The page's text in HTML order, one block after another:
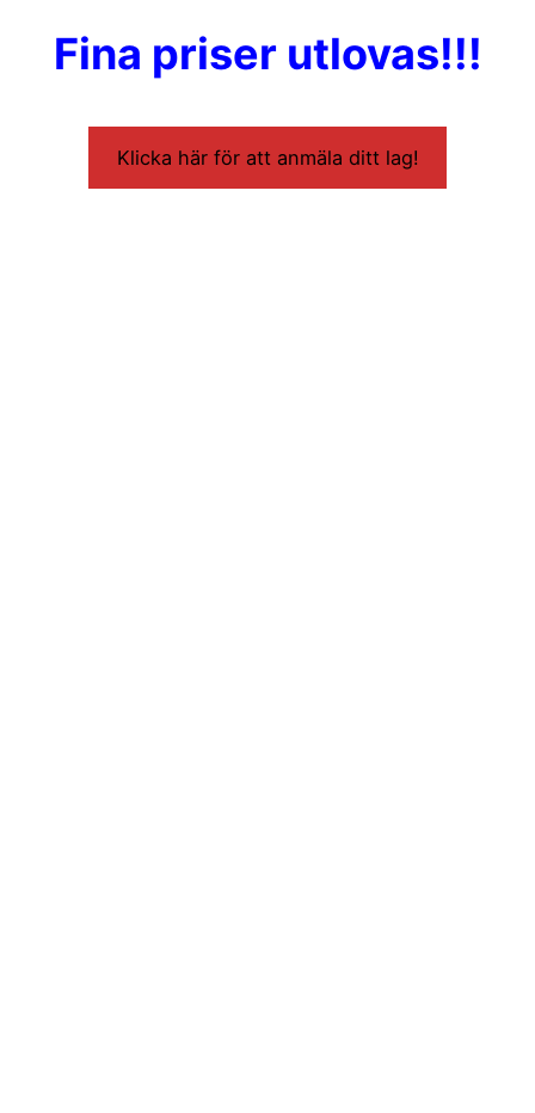
Fina priser utlovas!!!
Klicka här för att anmäla ditt lag!